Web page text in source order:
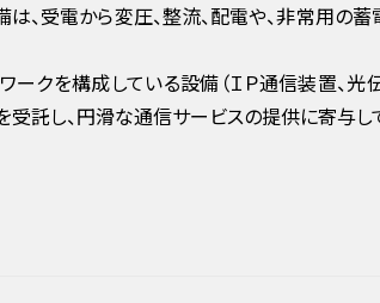
は、受電から変圧、整流、配電や、非常用の
ークを構成している設備（ＩＰ通信装置、光
受託し、円滑な通信サービスの提供に寄与し